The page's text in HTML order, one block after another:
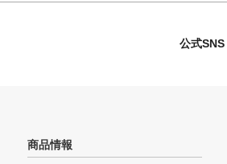
公式SNS
商品情報